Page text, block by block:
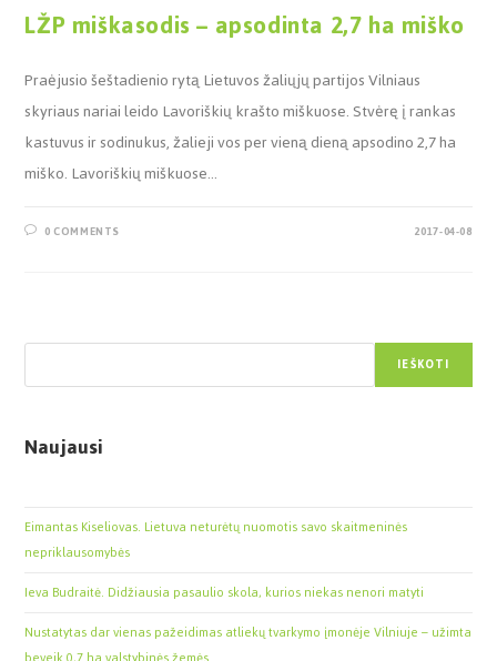
LŽP miškasodis – apsodinta 2,7 ha miško
Praėjusio šeštadienio rytą Lietuvos žaliųjų partijos Vilniaus
skyriaus nariai leido Lavoriškių krašto miškuose. Stvėrę į rankas
kastuvus ir sodinukus, žalieji vos per vieną dieną apsodino 2,7 ha
miško. Lavoriškių miškuose…
0 COMMENTS 2017-04-08
IEŠKOTI
Naujausi
Eimantas Kiseliovas. Lietuva neturėtų nuomotis savo skaitmeninės
nepriklausomybės
Ieva Budraitė. Didžiausia pasaulio skola, kurios niekas nenori matyti
Nustatytas dar vienas pažeidimas atliekų tvarkymo įmonėje Vilniuje – užimta